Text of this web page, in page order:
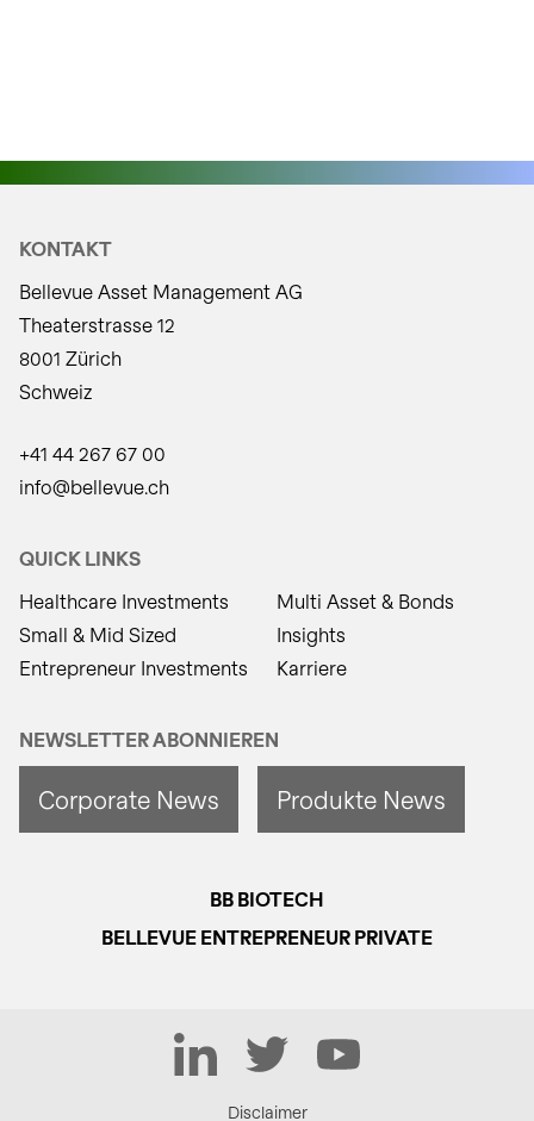
KONTAKT
Bellevue Asset Management AG
Theaterstrasse 12
8001 Zürich
Schweiz
+41 44 267 67 00
info@bellevue.ch
QUICK LINKS
Healthcare Investments
Small & Mid Sized
Entrepreneur Investments
Multi Asset & Bonds
Insights
Karriere
NEWSLETTER ABONNIEREN
Corporate News Produkte News
BB BIOTECH
BELLEVUE ENTREPRENEUR PRIVATE
LinkedIn Twitter YouTube
Disclaimer